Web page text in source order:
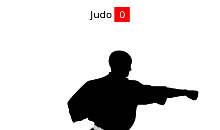
Judo 0